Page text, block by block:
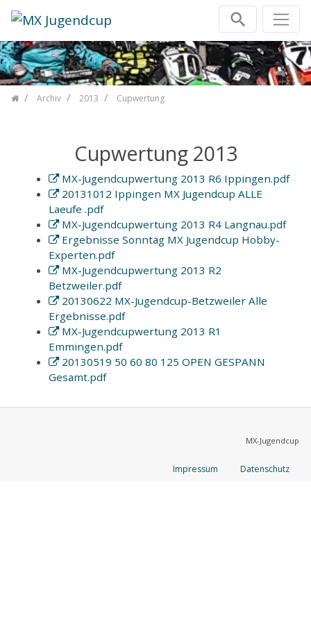
Zum Inhalt springen
Archiv 2013 Cupwertung
Cupwertung 2013
MX-Jugendcupwertung 2013 R6 Ippingen.pdf
20131012 Ippingen MX Jugendcup ALLE
Laeufe .pdf
MX-Jugendcupwertung 2013 R4 Langnau.pdf
Ergebnisse Sonntag MX Jugendcup Hobby-
Experten.pdf
MX-Jugendcupwertung 2013 R2
Betzweiler.pdf
20130622 MX-Jugendcup-Betzweiler Alle
Ergebnisse.pdf
MX-Jugendcupwertung 2013 R1
Emmingen.pdf
20130519 50 60 80 125 OPEN GESPANN
Gesamt.pdf
MX-Jugendcup
Impressum Datenschutz